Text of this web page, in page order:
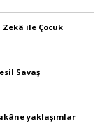
Zekâ ile Çocuk
Savaş
yaklaşımlar